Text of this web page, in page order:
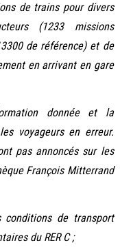
de trains pour divers
(1233 missions
de référence) et de
en arrivant en gare
donnée et la
voyageurs en erreur.
pas annoncés sur les
François Mitterrand
conditions de transport
du RER C ;